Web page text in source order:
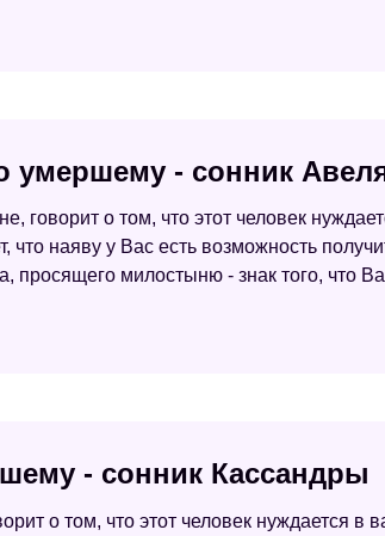
умершему - сонник
говорит о том, что этот человек
что наяву у Вас есть возможность
просящего милостыню - знак того, что
- сонник Кассандры
о том, что этот человек нуждается